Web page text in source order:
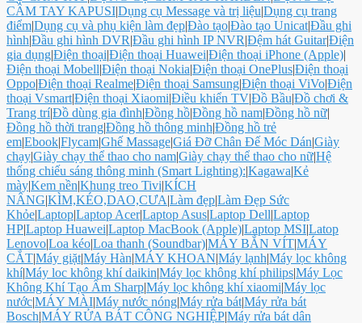
CẦM TAY KAPUSI|Dụng cụ Message và trị liệu|Dụng cụ trang
điểm|Dụng cụ và phụ kiện làm đẹp|Đào tạo|Đào tạo Unicat|Đầu ghi
hình|Đầu ghi hình DVR|Đầu ghi hình IP NVR|Đệm hát Guitar|Điện
gia dụng|Điện thoại|Điện thoại Huawei|Điện thoại iPhone (Apple)|
Điện thoại Mobell|Điện thoại Nokia|Điện thoại OnePlus|Điện thoại
Oppo|Điện thoại Realme|Điện thoại Samsung|Điện thoại ViVo|Điện
thoại Vsmart|Điện thoại Xiaomi|Điều khiển TV|Đồ Bầu|Đồ chơi &
Trang trí|Đồ dùng gia đình|Đồng hồ|Đồng hồ nam|Đồng hồ nữ|
Đồng hồ thời trang|Đồng hồ thông minh|Đồng hồ trẻ
em|Ebook|Flycam|Ghế Massage|Giá Đỡ Chân Đế Móc Dán|Giày
chạy|Giày chạy thể thao cho nam|Giày chạy thể thao cho nữ|Hệ
thống chiếu sáng thông minh (Smart Lighting):|Kagawa|Kẻ
mày|Kem nền|Khung treo Tivi|KÍCH
NÂNG|KÌM,KÉO,DAO,CƯA|Làm đẹp|Làm Đẹp Sức
Khỏe|Laptop|Laptop Acer|Laptop Asus|Laptop Dell|Laptop
HP|Laptop Huawei|Laptop MacBook (Apple)|Laptop MSI|Latop
Lenovo|Loa kéo|Loa thanh (Soundbar)|MÁY BẮN VÍT|MÁY
CẮT|Máy giặt|Máy Hàn|MÁY KHOAN|Máy lạnh|Máy lọc không
khí|Máy loc không khí daikin|Máy lọc không khí philips|Máy Lọc
Không Khí Tạo Ẩm Sharp|Máy lọc không khí xiaomi|Máy lọc
nước|MÁY MÀI|Máy nước nóng|Máy rửa bát|Máy rửa bát
Bosch|MÁY RỬA BÁT CÔNG NGHIỆP|Máy rửa bát dân